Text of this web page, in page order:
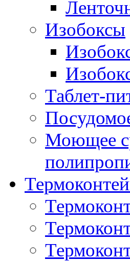
Изобоксы
Таблет-
Моющее